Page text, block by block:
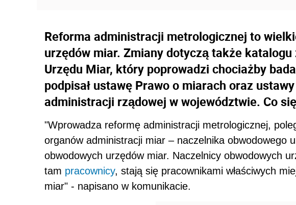
Reforma administracji metrologicznej to
urzędów miar. Zmiany dotyczą także katalogu
Urzędu Miar, który poprowadzi chociażby
podpisał ustawę Prawo o miarach oraz
administracji rządowej w województwie. Co
"Wprowadza reformę administracji metrologicznej,
organów administracji miar – naczelnika obwodowego
obwodowych urzędów miar. Naczelnicy obwodowych
tam pracownicy, stają się pracownikami właściwych
miar" - napisano w komunikacie.